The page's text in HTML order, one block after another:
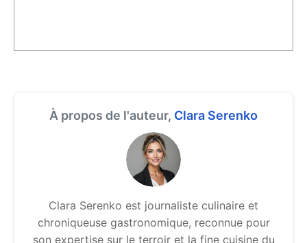
À propos de l'auteur, Clara Serenko
Clara Serenko est journaliste culinaire et
chroniqueuse gastronomique, reconnue pour
son expertise sur le terroir et la fine cuisine du